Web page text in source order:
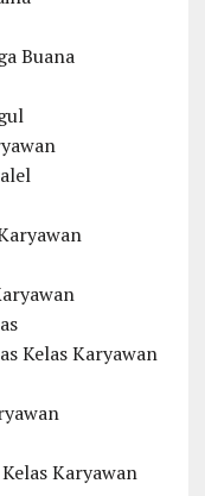
Buana
Kelas Karyawan
Karyawan